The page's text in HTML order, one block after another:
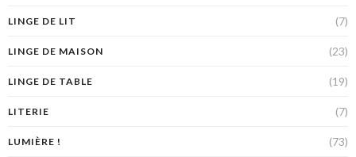
LINGE DE LIT (7)
LINGE DE MAISON (23)
LINGE DE TABLE (19)
LITERIE (7)
LUMIÈRE ! (73)